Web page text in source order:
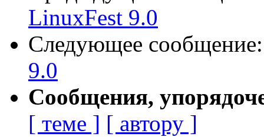
LinuxFest 9.0
Следующее
9.0
Сообщения,
[ теме ] [ автору ]